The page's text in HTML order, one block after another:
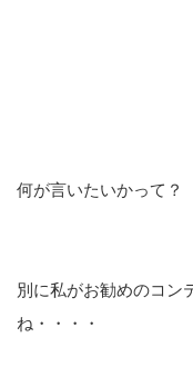
何が言いたいかって？
別に私がお勧めのコン
ね・・・・